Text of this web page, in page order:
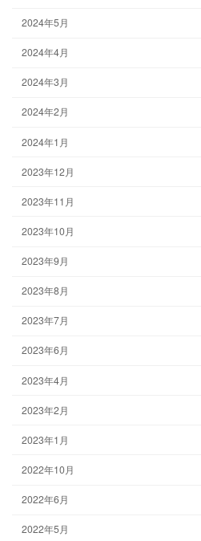
2024年5月
2024年4月
2024年3月
2024年2月
2024年1月
2023年12月
2023年11月
2023年10月
2023年9月
2023年8月
2023年7月
2023年6月
2023年4月
2023年2月
2023年1月
2022年10月
2022年6月
2022年5月